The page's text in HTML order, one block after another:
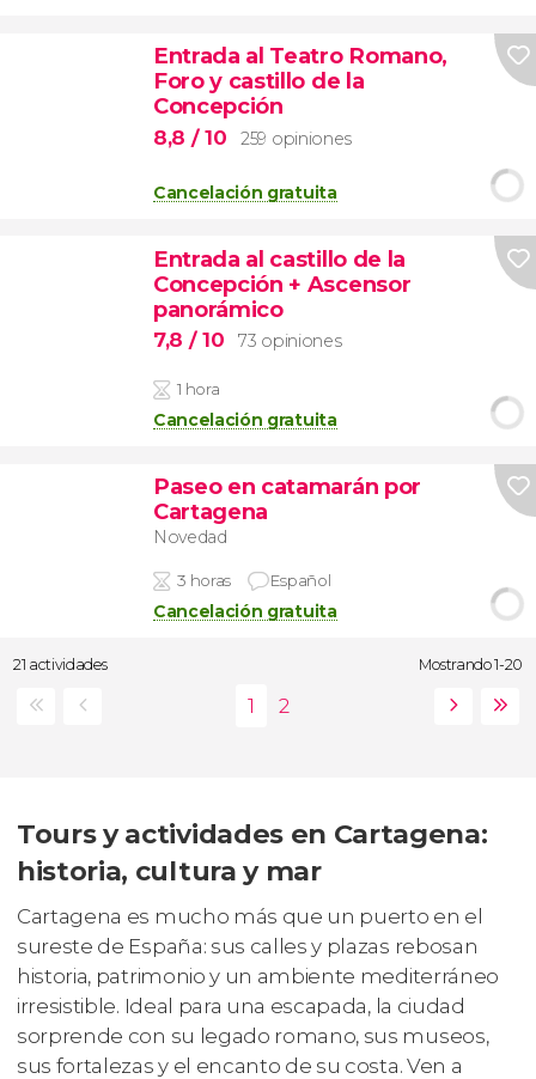
Entrada al Teatro Romano,
Foro y castillo de la
Concepción
8,8 / 10 259 opiniones
Cancelación gratuita
Entrada al castillo de la
Concepción + Ascensor
panorámico
7,8 / 10 73 opiniones
1 hora
Cancelación gratuita
Paseo en catamarán por
Cartagena
Novedad
3 horas Español
Cancelación gratuita
21 actividades Mostrando 1-20
Tours y actividades en Cartagena:
historia, cultura y mar
Cartagena es mucho más que un puerto en el
sureste de España: sus calles y plazas rebosan
historia, patrimonio y un ambiente mediterráneo
irresistible. Ideal para una escapada, la ciudad
sorprende con su legado romano, sus museos,
sus fortalezas y el encanto de su costa. Ven a